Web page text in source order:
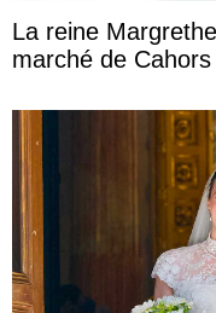
La reine
marché de Cahors